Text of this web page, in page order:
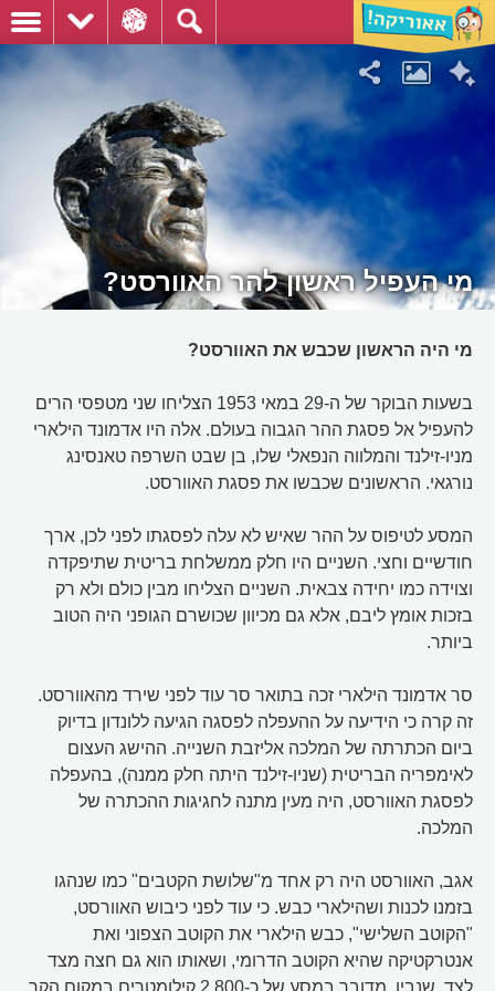
מי העפיל ראשון להר האוורסט?
מי היה הראשון שכבש את האוורסט?
בשעות הבוקר של ה-29 במאי 1953 הצליחו שני מטפסי הרים
להעפיל אל פסגת ההר הגבוה בעולם. אלה היו אדמונד הילארי
מניו-זילנד והמלווה הנפאלי שלו, בן שבט השרפה טאנסינג
נורגאי. הראשונים שכבשו את פסגת האוורסט.
המסע לטיפוס על ההר שאיש לא עלה לפסגתו לפני לכן, ארך
חודשיים וחצי. השניים היו חלק ממשלחת בריטית שתיפקדה
וצוידה כמו יחידה צבאית. השניים הצליחו מבין כולם ולא רק
בזכות אומץ ליבם, אלא גם מכיוון שכושרם הגופני היה הטוב
ביותר.
סר אדמונד הילארי זכה בתואר סר עוד לפני שירד מהאוורסט.
זה קרה כי הידיעה על ההעפלה לפסגה הגיעה ללונדון בדיוק
ביום הכתרתה של המלכה אליזבת השנייה. ההישג העצום
לאימפריה הבריטית (שניו-זילנד היתה חלק ממנה), בהעפלה
לפסגת האוורסט, היה מעין מתנה לחגיגות ההכתרה של
המלכה.
אגב, האוורסט היה רק אחד מ"שלושת הקטבים" כמו שנהגו
בזמנו לכנות ושהילארי כבש. כי עוד לפני כיבוש האוורסט,
"הקוטב השלישי", כבש הילארי את הקוטב הצפוני ואת
אנטרקטיקה שהיא הקוטב הדרומי, ושאותו הוא גם חצה מצד
לצד. שנבין, מדובר במסע של כ-2,800 קילומטרים במקום הקר